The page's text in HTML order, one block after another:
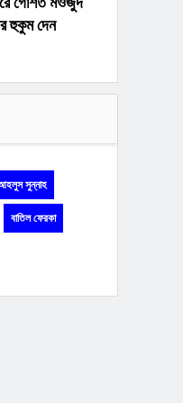
হুকুম দেন
সুন্নাহ
বাতিল ফেরকা